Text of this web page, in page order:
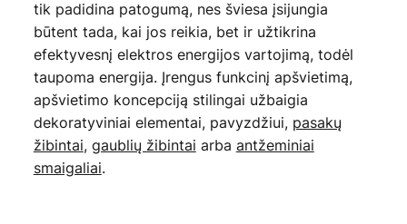
tik padidina patogumą, nes šviesa įsijungia
būtent tada, kai jos reikia, bet ir užtikrina
efektyvesnį elektros energijos vartojimą, todėl
taupoma energija. Įrengus funkcinį apšvietimą,
apšvietimo koncepciją stilingai užbaigia
dekoratyviniai elementai, pavyzdžiui, pasakų
žibintai, gaublių žibintai arba antžeminiai
smaigaliai.